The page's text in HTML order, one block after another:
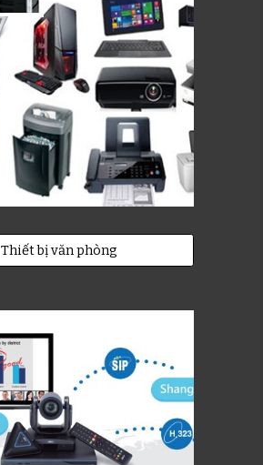
Thiết bị văn phòng